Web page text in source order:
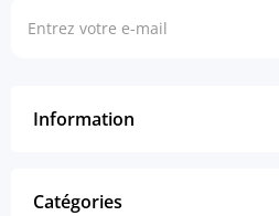
Information
Catégories